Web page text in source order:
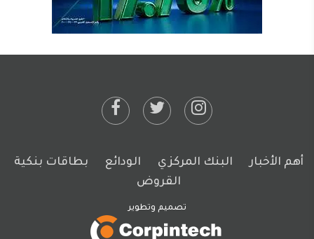
أهم الأخبار البنك المركزي الودائع
بطاقات بنكية
القروض
تصميم وتطوير